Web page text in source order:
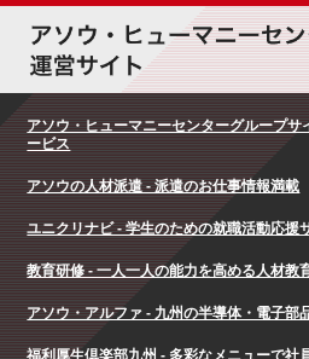
アソウ・ヒューマニーセンターグループサ
ービス
アソウの人材派遣 - 派遣のお仕事情報満載
ユニクリナビ - 学生のための就職活動応援
教育研修 - 一人一人の能力を高める人材教
アソウ・アルファ - 九州の半導体・電子部
福利厚生倶楽部九州 - 多彩なメニューで社